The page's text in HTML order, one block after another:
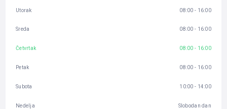
Utorak 08:00 - 16:00
Sreda 08:00 - 16:00
Četvrtak 08:00 - 16:00
Petak 08:00 - 16:00
Subota 10:00 - 14:00
Nedelja Slobodan dan